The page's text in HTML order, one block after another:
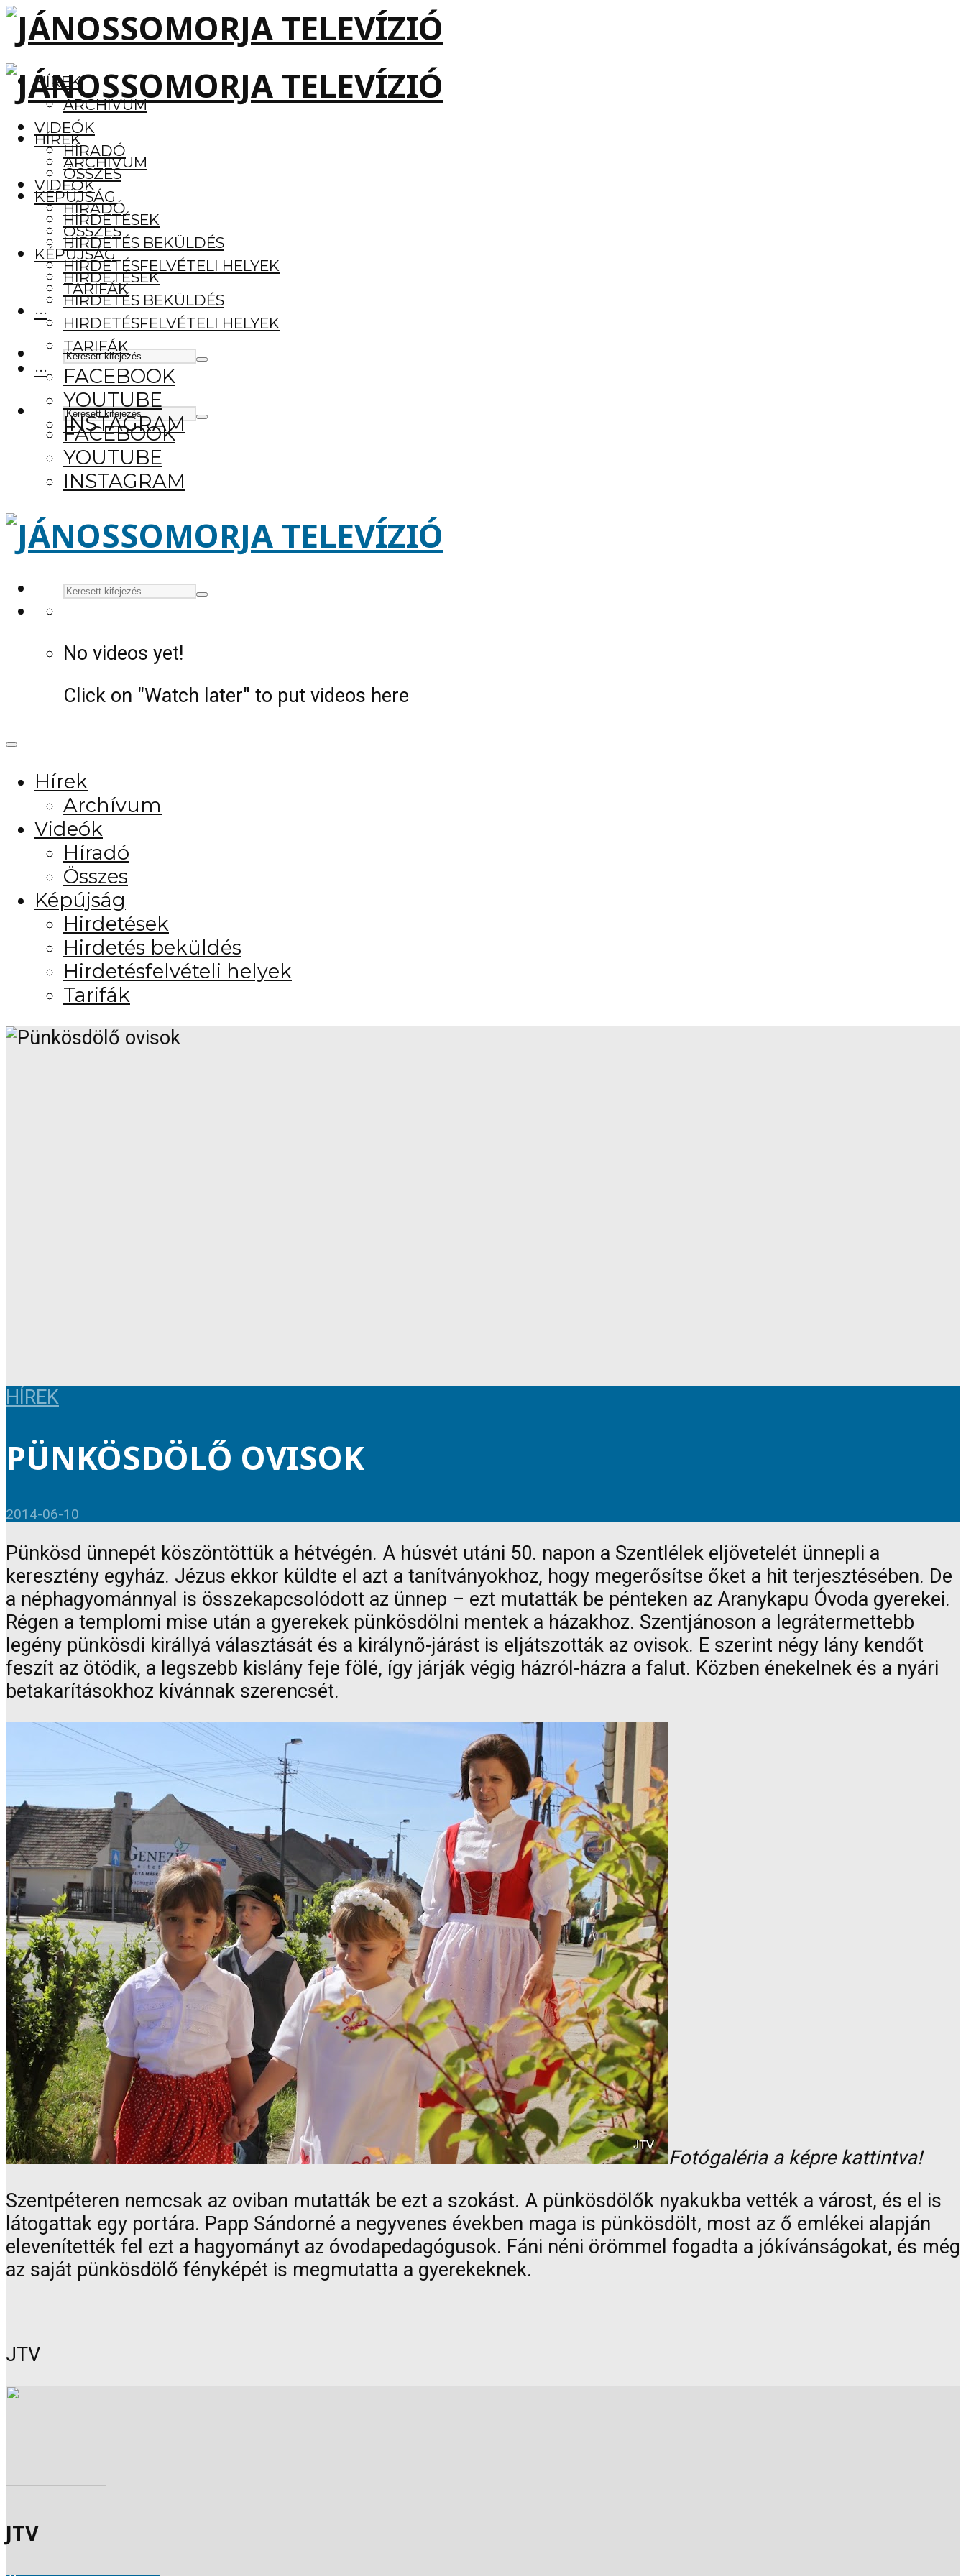
HÍREK
ARCHÍVUM
VIDEÓK
HÍRADÓ
ÖSSZES
KÉPÚJSÁG
HIRDETÉSEK
HIRDETÉS BEKÜLDÉS
HIRDETÉSFELVÉTELI HELYEK
TARIFÁK
···
FACEBOOK
YOUTUBE
INSTAGRAM
HÍREK
ARCHÍVUM
VIDEÓK
HÍRADÓ
ÖSSZES
KÉPÚJSÁG
HIRDETÉSEK
HIRDETÉS BEKÜLDÉS
HIRDETÉSFELVÉTELI HELYEK
TARIFÁK
···
FACEBOOK
YOUTUBE
INSTAGRAM
No videos yet!
Click on "Watch later" to put videos here
Hírek
Archívum
Videók
Híradó
Összes
Képújság
Hirdetések
Hirdetés beküldés
Hirdetésfelvételi helyek
Tarifák
HÍREK
PÜNKÖSDÖLŐ OVISOK
2014-06-10
Pünkösd ünnepét köszöntöttük a hétvégén. A húsvét utáni 50. napon a Szentlélek eljövetelét ünnepli a
keresztény egyház. Jézus ekkor küldte el azt a tanítványokhoz, hogy megerősítse őket a hit terjesztésében. De
a néphagyománnyal is összekapcsolódott az ünnep – ezt mutatták be pénteken az Aranykapu Óvoda gyerekei.
Régen a templomi mise után a gyerekek pünkösdölni mentek a házakhoz. Szentjánoson a legrátermettebb
legény pünkösdi királlyá választását és a királynő-járást is eljátszották az ovisok. E szerint négy lány kendőt
feszít az ötödik, a legszebb kislány feje fölé, így járják végig házról-házra a falut. Közben énekelnek és a nyári
betakarításokhoz kívánnak szerencsét.
Fotógaléria a képre kattintva!
Szentpéteren nemcsak az oviban mutatták be ezt a szokást. A pünkösdölők nyakukba vették a várost, és el is
látogattak egy portára. Papp Sándorné a negyvenes években maga is pünkösdölt, most az ő emlékei alapján
elevenítették fel ezt a hagyományt az óvodapedagógusok. Fáni néni örömmel fogadta a jókívánságokat, és még
az saját pünkösdölő fényképét is megmutatta a gyerekeknek.
JTV
JTV